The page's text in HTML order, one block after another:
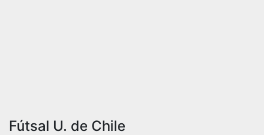
Fútsal U. de Chile